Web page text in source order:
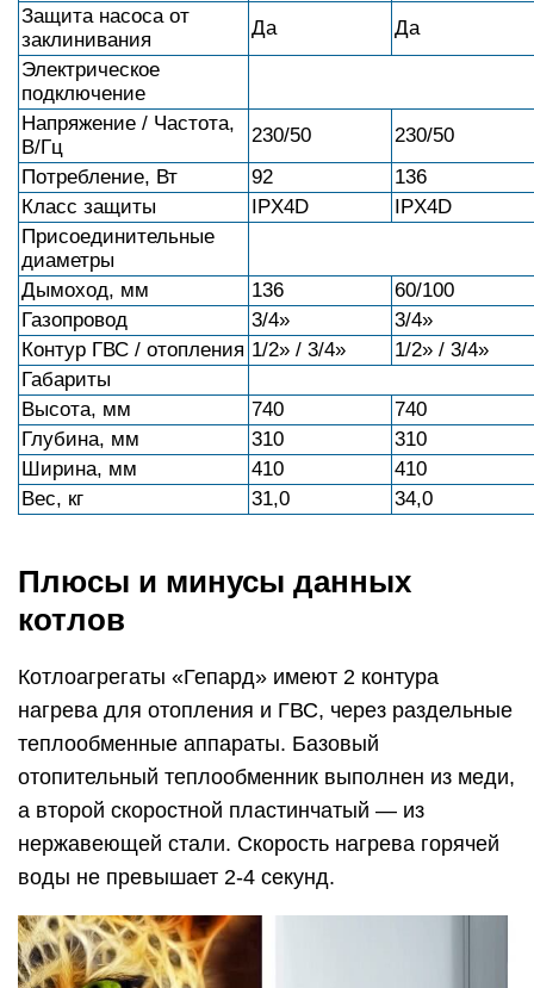
Защита насоса от
заклинивания
Да
Да
Электрическое
подключение
Напряжение / Частота,
В/Гц
230/50
230/50
Потребление, Вт
92
136
Класс защиты
IPX4D
IPX4D
Присоединительные
диаметры
Дымоход, мм
136
60/100
Газопровод
3/4»
3/4»
Контур ГВС / отопления 1/2» / 3/4»
1/2» / 3/4»
Габариты
Высота, мм
740
740
Глубина, мм
310
310
Ширина, мм
410
410
Вес, кг
31,0 34,0
Плюсы и минусы данных
котлов
Котлоагрегаты «Гепард» имеют 2 контура
нагрева для отопления и ГВС, через раздельные
теплообменные аппараты. Базовый
отопительный теплообменник выполнен из меди,
а второй скоростной пластинчатый — из
нержавеющей стали. Скорость нагрева горячей
воды не превышает 2-4 секунд.